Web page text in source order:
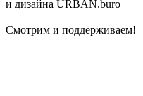
и дизайна URBAN.buro
Смотрим и поддерживаем!